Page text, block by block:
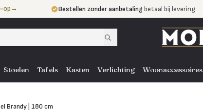
→ Bestellen zonder aanbetaling betaal bij levering
Eigen bezorgdienst door heel NL, BE en DE
Stoelen Tafels Kasten Verlichting Woonaccessoires
Brandy | 180 cm